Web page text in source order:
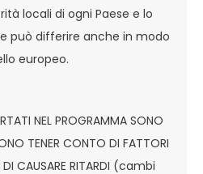
locali di ogni Paese e lo
può differire anche in modo
europeo.
NEL PROGRAMMA SONO
TENER CONTO DI FATTORI
DI CAUSARE RITARDI (cambi